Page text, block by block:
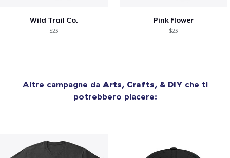
Wild Trail Co.
$23
Pink Flower
$23
Altre campagne da Arts, Crafts, & DIYche ti
potrebbero piacere: